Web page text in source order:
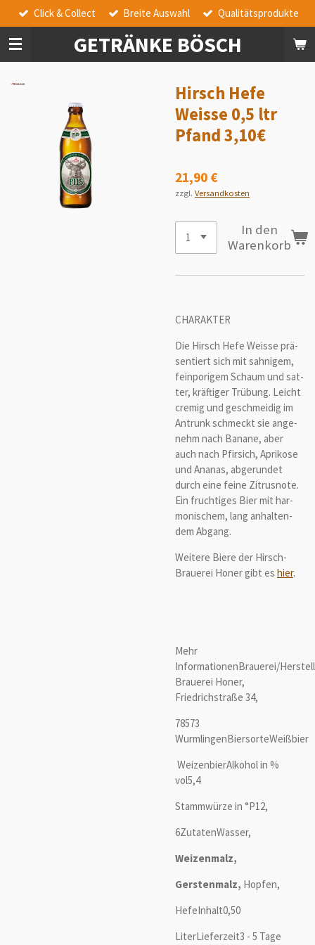
Zum
Hauptinhalt
springen
GETRÄNKE BÖSCH
Click & Collect Breite Auswahl Qualitätsprodukte
Hirsch Hefe
Weisse 0,5 ltr
Pfand 3,10€
21,90 €
zzgl. Versandkosten
In den
Warenkorb
CHARAKTER
Die Hirsch Hefe Weis­se prä­
sen­tiert sich mit sah­ni­gem,
fein­po­ri­gem Schaum und sat­
ter, kräf­ti­ger Trü­bung. Leicht
cre­mig und ge­schmei­dig im
An­trunk schmeckt sie an­ge­
nehm nach Ba­na­ne, aber
auch nach Pfir­sich, Apri­ko­se
und Ana­nas, ab­ge­run­det
durch eine feine Zi­trus­no­te.
Ein fruch­ti­ges Bier mit har­
mo­ni­schem, lang an­hal­ten­
dem Ab­gang.
Weitere Biere der Hirsch-
Brauerei Honer gibt es hier.
Mehr
InformationenBrauerei/
Brauerei Honer,
Friedrichstraße 34,
78573
WurmlingenBiersorteWeißbier
WeizenbierAlkohol in %
vol5,4
Stammwürze in °P12,
6ZutatenWasser,
Weizenmalz,
Gerstenmalz, Hopfen,
HefeInhalt0,50
LiterLieferzeit3 - 5 Tage